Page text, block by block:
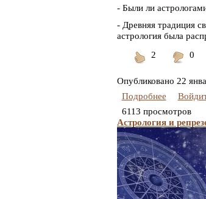
- Были ли
- Древняя традиция
астрология была
2
0
Опубликовано 22
Подробнее
6113 просмотров
Астрология и